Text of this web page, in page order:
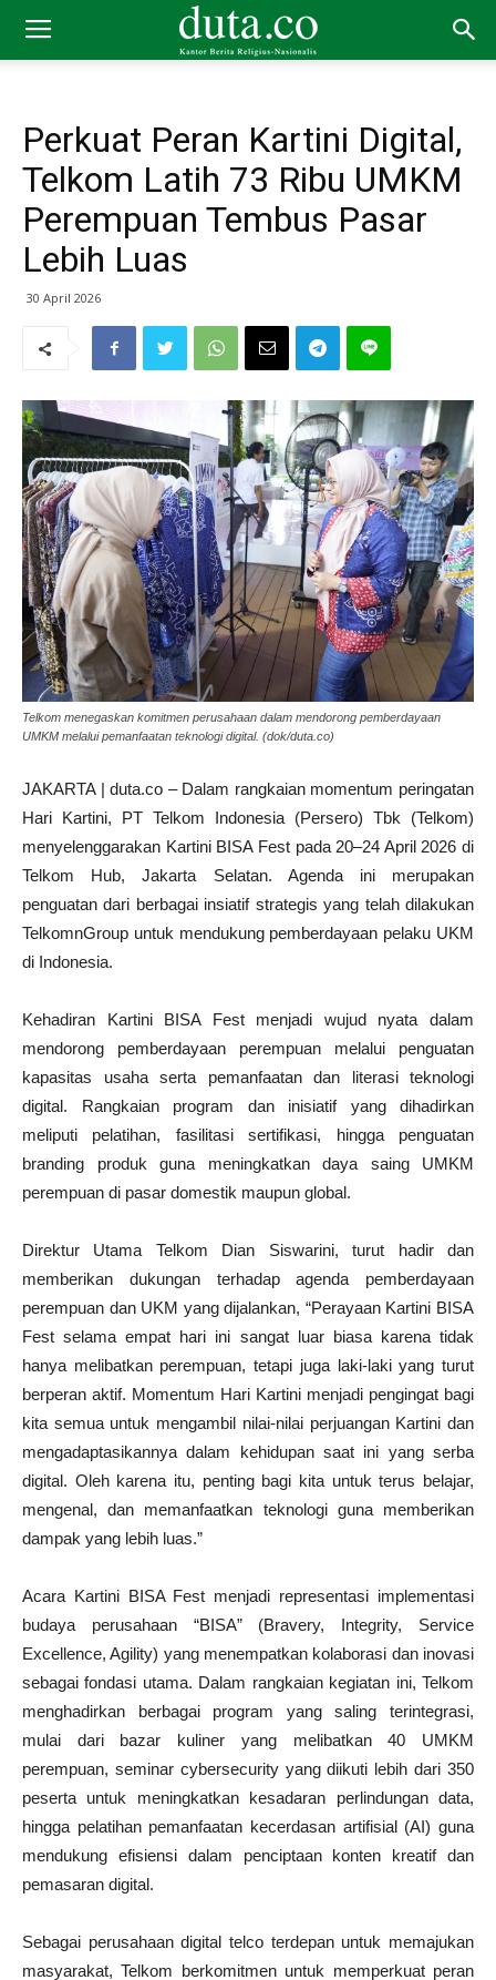
Perkuat Peran Kartini Digital,
Telkom Latih 73 Ribu UMKM
Perempuan Tembus Pasar
Lebih Luas
30 April 2026
Telkom menegaskan komitmen perusahaan dalam mendorong pemberdayaan
UMKM melalui pemanfaatan teknologi digital. (dok/duta.co)
JAKARTA | duta.co – Dalam rangkaian momentum peringatan
Hari Kartini, PT Telkom Indonesia (Persero) Tbk (Telkom)
menyelenggarakan Kartini BISA Fest pada 20–24 April 2026 di
Telkom Hub, Jakarta Selatan. Agenda ini merupakan
penguatan dari berbagai insiatif strategis yang telah dilakukan
TelkomnGroup untuk mendukung pemberdayaan pelaku UKM
di Indonesia.
Kehadiran Kartini BISA Fest menjadi wujud nyata dalam
mendorong pemberdayaan perempuan melalui penguatan
kapasitas usaha serta pemanfaatan dan literasi teknologi
digital. Rangkaian program dan inisiatif yang dihadirkan
meliputi pelatihan, fasilitasi sertifikasi, hingga penguatan
branding produk guna meningkatkan daya saing UMKM
perempuan di pasar domestik maupun global.
Direktur Utama Telkom Dian Siswarini, turut hadir dan
memberikan dukungan terhadap agenda pemberdayaan
perempuan dan UKM yang dijalankan, “Perayaan Kartini BISA
Fest selama empat hari ini sangat luar biasa karena tidak
hanya melibatkan perempuan, tetapi juga laki-laki yang turut
berperan aktif. Momentum Hari Kartini menjadi pengingat bagi
kita semua untuk mengambil nilai-nilai perjuangan Kartini dan
mengadaptasikannya dalam kehidupan saat ini yang serba
digital. Oleh karena itu, penting bagi kita untuk terus belajar,
mengenal, dan memanfaatkan teknologi guna memberikan
dampak yang lebih luas.”
Acara Kartini BISA Fest menjadi representasi implementasi
budaya perusahaan “BISA” (Bravery, Integrity, Service
Excellence, Agility) yang menempatkan kolaborasi dan inovasi
sebagai fondasi utama. Dalam rangkaian kegiatan ini, Telkom
menghadirkan berbagai program yang saling terintegrasi,
mulai dari bazar kuliner yang melibatkan 40 UMKM
perempuan, seminar cybersecurity yang diikuti lebih dari 350
peserta untuk meningkatkan kesadaran perlindungan data,
hingga pelatihan pemanfaatan kecerdasan artifisial (AI) guna
mendukung efisiensi dalam penciptaan konten kreatif dan
pemasaran digital.
Sebagai perusahaan digital telco terdepan untuk memajukan
masyarakat, Telkom berkomitmen untuk memperkuat peran